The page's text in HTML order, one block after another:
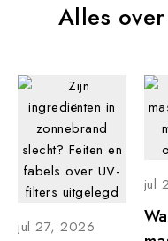
Alles
jul 27, 2026
jul